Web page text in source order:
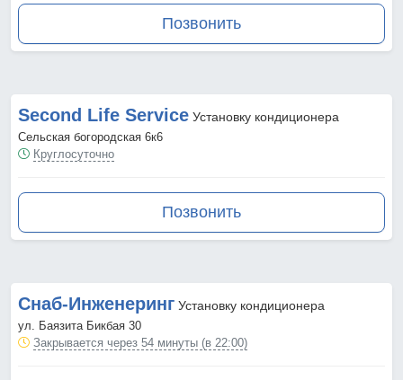
Позвонить
Second Life Service Установку кондиционера
Сельская богородская 6к6
Круглосуточно
Позвонить
Снаб-Инженеринг Установку кондиционера
ул. Баязита Бикбая 30
Закрывается через 54 минуты (в 22:00)